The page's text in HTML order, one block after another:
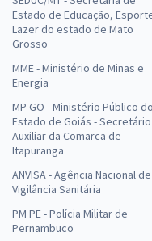
Estado de Educação,
Lazer do estado de Mato
Grosso
MME - Ministério de Minas e
Energia
MP GO - Ministério Público do
Estado de Goiás - Secretário
Auxiliar da Comarca de
Itapuranga
ANVISA - Agência Nacional de
Vigilância Sanitária
PM PE - Polícia Militar de
Pernambuco